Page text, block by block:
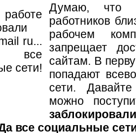
Думаю, что
работников
рабочем
запрещает
сайтам. В
попадают
сети.
можно
все социальные